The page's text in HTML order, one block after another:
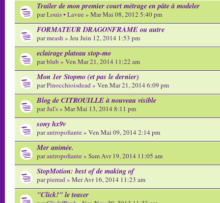
Trailer de mon premier court métrage en pâte à modeler
parLouis • Lavue» Mar Mai 08, 2012 5:40 pm
FORMATEUR DRAGONFRAME ou autre
parmeash» Jeu Juin 12, 2014 1:53 pm
eclairage plateau stop-mo
parblub » Ven Mar 21, 2014 11:22 am
Mon 1er Stopmo (et pas le dernier)
parPinocchioisdead» Ven Mar 21, 2014 6:09 pm
Blog de CITROUILLE à nouveau visible
parJul's» Mar Mai 13, 2014 8:11 pm
sony hx9v
parantropofiante» Ven Mai 09, 2014 2:14 pm
Mer animée.
parantropofiante» Sam Avr 19, 2014 11:05 am
StopMotion: best of de making of
parpierrad» Mer Avr 16, 2014 11:23 am
"Click!" le teaser